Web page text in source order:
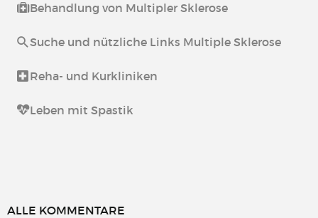
Behandlung von Multipler Sklerose
Suche und nützliche Links Multiple Sklerose
Reha- und Kurkliniken
Leben mit Spastik
ALLE KOMMENTARE